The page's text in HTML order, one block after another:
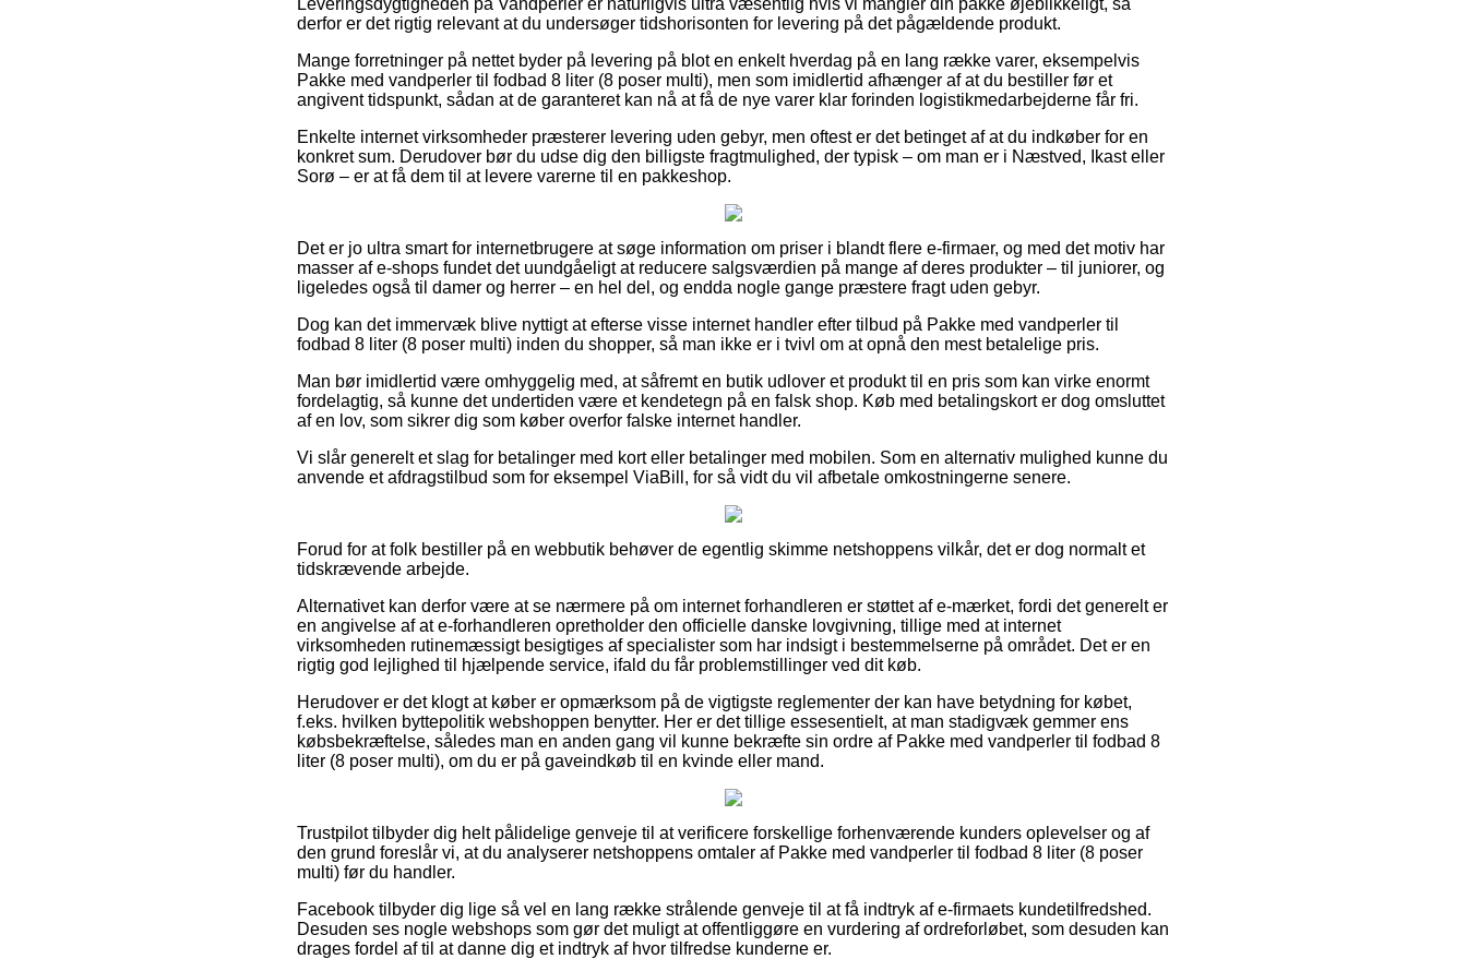
derfor er det rigtig relevant at du undersøger tidshorisonten for levering på det pågældende produkt.
Mange forretninger på nettet byder på levering på blot en enkelt hverdag på en lang række varer, eksempelvis
Pakke med vandperler til fodbad 8 liter (8 poser multi), men som imidlertid afhænger af at du bestiller før et
angivent tidspunkt, sådan at de garanteret kan nå at få de nye varer klar forinden logistikmedarbejderne får fri.
Enkelte internet virksomheder præsterer levering uden gebyr, men oftest er det betinget af at du indkøber for en
konkret sum. Derudover bør du udse dig den billigste fragtmulighed, der typisk – om man er i Næstved, Ikast eller
Sorø – er at få dem til at levere varerne til en pakkeshop.
Det er jo ultra smart for internetbrugere at søge information om priser i blandt flere e-firmaer, og med det motiv har
masser af e-shops fundet det uundgåeligt at reducere salgsværdien på mange af deres produkter – til juniorer, og
ligeledes også til damer og herrer – en hel del, og endda nogle gange præstere fragt uden gebyr.
Dog kan det immervæk blive nyttigt at efterse visse internet handler efter tilbud på Pakke med vandperler til
fodbad 8 liter (8 poser multi) inden du shopper, så man ikke er i tvivl om at opnå den mest betalelige pris.
Man bør imidlertid være omhyggelig med, at såfremt en butik udlover et produkt til en pris som kan virke enormt
fordelagtig, så kunne det undertiden være et kendetegn på en falsk shop. Køb med betalingskort er dog omsluttet
af en lov, som sikrer dig som køber overfor falske internet handler.
Vi slår generelt et slag for betalinger med kort eller betalinger med mobilen. Som en alternativ mulighed kunne du
anvende et afdragstilbud som for eksempel ViaBill, for så vidt du vil afbetale omkostningerne senere.
Forud for at folk bestiller på en webbutik behøver de egentlig skimme netshoppens vilkår, det er dog normalt et
tidskrævende arbejde.
Alternativet kan derfor være at se nærmere på om internet forhandleren er støttet af e-mærket, fordi det generelt er
en angivelse af at e-forhandleren opretholder den officielle danske lovgivning, tillige med at internet
virksomheden rutinemæssigt besigtiges af specialister som har indsigt i bestemmelserne på området. Det er en
rigtig god lejlighed til hjælpende service, ifald du får problemstillinger ved dit køb.
Herudover er det klogt at køber er opmærksom på de vigtigste reglementer der kan have betydning for købet,
f.eks. hvilken byttepolitik webshoppen benytter. Her er det tillige essesentielt, at man stadigvæk gemmer ens
købsbekræftelse, således man en anden gang vil kunne bekræfte sin ordre af Pakke med vandperler til fodbad 8
liter (8 poser multi), om du er på gaveindkøb til en kvinde eller mand.
Trustpilot tilbyder dig helt pålidelige genveje til at verificere forskellige forhenværende kunders oplevelser og af
den grund foreslår vi, at du analyserer netshoppens omtaler af Pakke med vandperler til fodbad 8 liter (8 poser
multi) før du handler.
Facebook tilbyder dig lige så vel en lang række strålende genveje til at få indtryk af e-firmaets kundetilfredshed.
Desuden ses nogle webshops som gør det muligt at offentliggøre en vurdering af ordreforløbet, som desuden kan
drages fordel af til at danne dig et indtryk af hvor tilfredse kunderne er.